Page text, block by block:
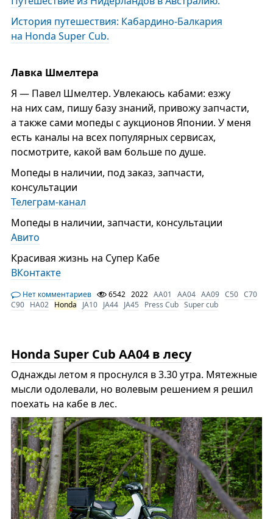
История путешествия: Кабардино-Балкария
на Honda Super Cub.
Лавка Шмелтера
Я — Павел Шмелтер. Увлекаюсь кабами: езжу
на них сам, пишу базу знаний, привожу запчасти,
а также сами мопеды с аукционов Японии. У меня
есть каналы на всех популярных сервисах,
посмотрите, какой вам больше по душе.
Мопеды в наличии, под заказ, запчасти,
консультации
Телеграм-канал
Мопеды в наличии, запчасти, консультации
Авито
Красивая жизнь на Супер Кабе
ВКонтакте
Нет комментариев 6542 2022 AA01 AA04 AA09 C50 C70
C90 HA02 Honda JA10 JA44 JA45 Press Cub Super cub
Honda Super Cub AA04 в лесу
Однажды летом я проснулся в 3.30 утра. Мятежные
мысли одолевали, но волевым решением я решил
поехать на кабе в лес.